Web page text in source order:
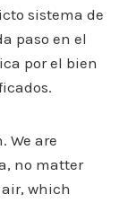
sistema de
paso en el
por el bien
We are
no matter
which